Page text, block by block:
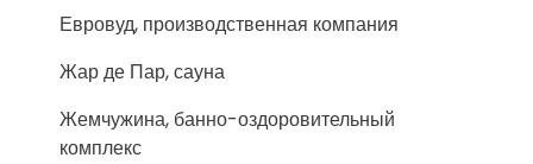
Евровуд, производственная компания
Жар де Пар, сауна
Жемчужина, банно-оздоровительный
комплекс